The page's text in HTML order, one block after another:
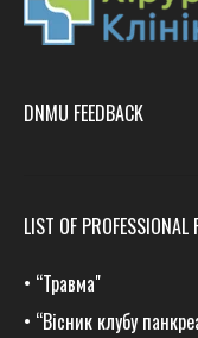
DNMU FEEDBACK
LIST OF
• “Травма"
• “Вісник клубу